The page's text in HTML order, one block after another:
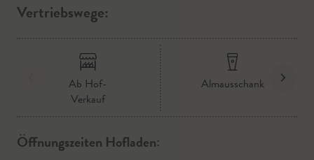
Vertriebswege:
Ab Hof-
Verkauf
Almausschank
Öffnungszeiten Hofladen: